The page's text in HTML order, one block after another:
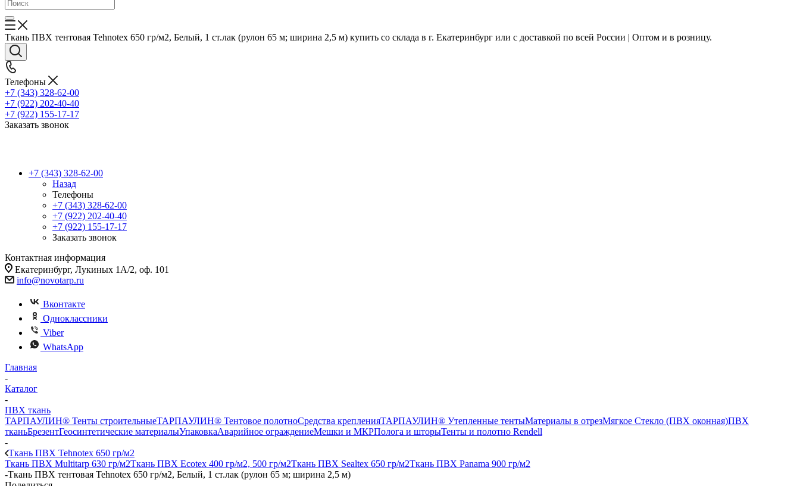
Ткань ПВХ тентовая Tehnotex 650 гр/м2, Белый, 1 ст.лак (рулон 65 м; ширина 2,5 м) купить со склада в г. Екатеринбург или с доставкой по всей России | Оптом и в розницу.
Телефоны
+7 (343) 328-62-00
+7 (922) 202-40-40
+7 (922) 155-17-17
Заказать звонок
+7 (343) 328-62-00
Назад
Телефоны
+7 (343) 328-62-00
+7 (922) 202-40-40
+7 (922) 155-17-17
Заказать звонок
Контактная информация
Екатеринбург, Лукиных 1А/2, оф. 101
info@novotarp.ru
Вконтакте
Одноклассники
Viber
WhatsApp
Главная
-
Каталог
-
ПВХ ткань
ТАРПАУЛИН® Тенты строительныеТАРПАУЛИН® Тентовое полотноСредства крепленияТАРПАУЛИН® Утепленные тентыМатериалы в отрезМягкое Стекло (ПВХ оконная)ПВХ
тканьБрезентГеосинтетические материалыУпаковкаАварийное ограждениеМешки и МКРПолога и шторыТенты и полотно Rendell
-
Ткань ПВХ Tehnotex 650 гр/м2
Ткань ПВХ Multitarp 630 гр/м2Ткань ПВХ Ecotex 400 гр/м2, 500 гр/м2Ткань ПВХ Sealtex 650 гр/м2Ткань ПВХ Panama 900 гр/м2
-Ткань ПВХ тентовая Tehnotex 650 гр/м2, Белый, 1 ст.лак (рулон 65 м; ширина 2,5 м)